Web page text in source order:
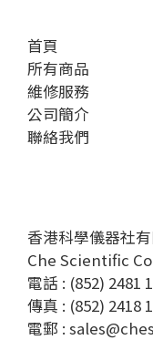
首頁
所有商品
維修服務
公司簡介
聯絡我們
香港科學儀器社
Che Scientific
電話 : (852) 2481
傳真 : (852) 2418
電郵 :